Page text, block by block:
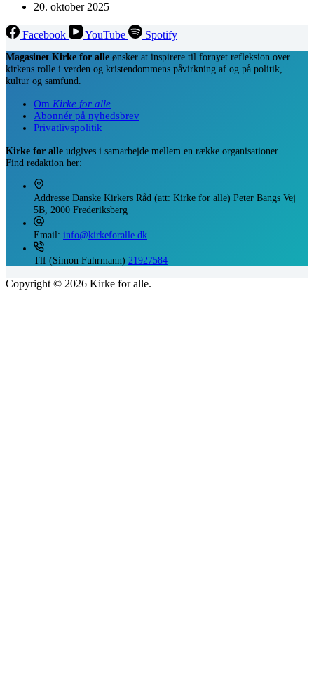
20. oktober 2025
Facebook YouTube Spotify
Magasinet Kirke for alle ønsker at inspirere til fornyet refleksion over
kirkens rolle i verden og kristendommens påvirkning af og på politik,
kultur og samfund.
Om Kirke for alle
Abonnér på nyhedsbrev
Privatlivspolitik
Kirke for alle udgives i samarbejde mellem en række organisationer.
Find redaktion her:
Addresse Danske Kirkers Råd (att: Kirke for alle) Peter Bangs Vej
5B, 2000 Frederiksberg
Email: info@kirkeforalle.dk
Tlf (Simon Fuhrmann) 21927584
Copyright © 2026 Kirke for alle.